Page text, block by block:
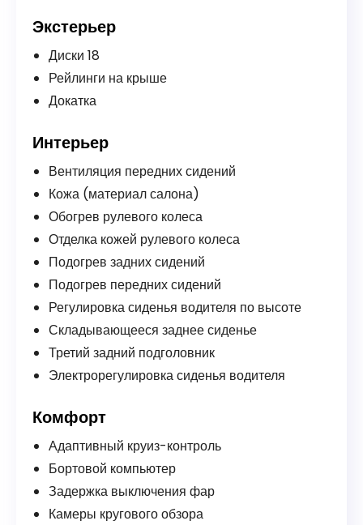
Экстерьер
Диски 18
Рейлинги на крыше
Докатка
Интерьер
Вентиляция передних сидений
Кожа (материал салона)
Обогрев рулевого колеса
Отделка кожей рулевого колеса
Подогрев задних сидений
Подогрев передних сидений
Регулировка сиденья водителя по высоте
Складывающееся заднее сиденье
Третий задний подголовник
Электрорегулировка сиденья водителя
Комфорт
Адаптивный круиз-контроль
Бортовой компьютер
Задержка выключения фар
Камеры кругового обзора